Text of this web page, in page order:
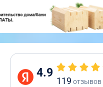
4.9
119 отзывов